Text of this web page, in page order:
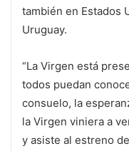
también en Estados
Uruguay.
“La Virgen está
todos puedan
consuelo, la
la Virgen viniera a
y asiste al estreno